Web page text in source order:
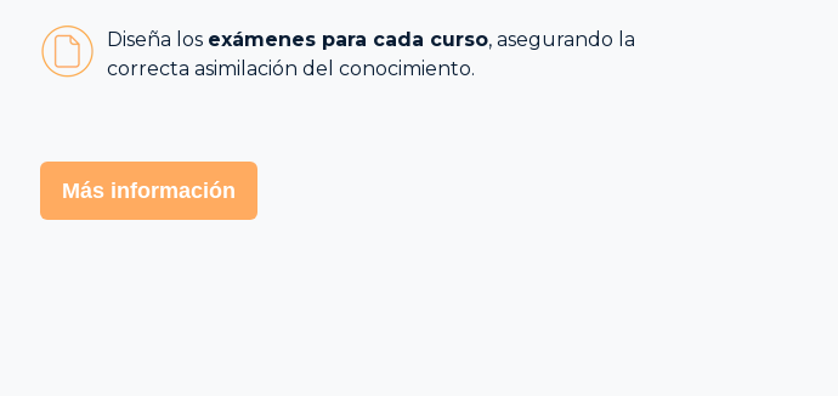
Diseña los exámenes para cada curso, asegurando la
correcta asimilación del conocimiento.
Más información